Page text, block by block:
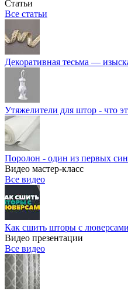
Статьи
Все статьи
Декоративная тесьма —
Утяжелители для штор - что
Поролон - один из первых
Видео мастер-класс
Все видео
Как сшить шторы с люверсами
Видео презентации
Все видео